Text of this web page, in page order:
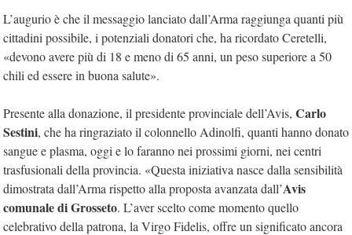
L’augurio è che il messaggio lanciato dall’Arma raggiunga quanti più
cittadini possibile, i potenziali donatori che, ha ricordato Ceretelli,
«devono avere più di 18 e meno di 65 anni, un peso superiore a 50
chili ed essere in buona salute».
Presente alla donazione, il presidente provinciale dell’Avis, Carlo
Sestini, che ha ringraziato il colonnello Adinolfi, quanti hanno donato
sangue e plasma, oggi e lo faranno nei prossimi giorni, nei centri
trasfusionali della provincia. «Questa iniziativa nasce dalla sensibilità
dimostrata dall’Arma rispetto alla proposta avanzata dall’Avis
comunale di Grosseto. L’aver scelto come momento quello
celebrativo della patrona, la Virgo Fidelis, offre un significato ancora